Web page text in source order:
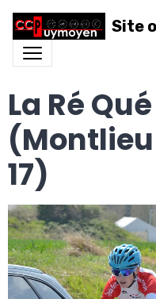
Site
La Ré
17)